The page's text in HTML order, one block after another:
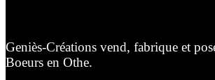
Geniès-Créations vend, fabrique et
Boeurs en Othe.